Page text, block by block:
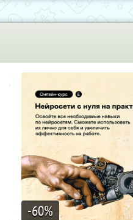
-60%